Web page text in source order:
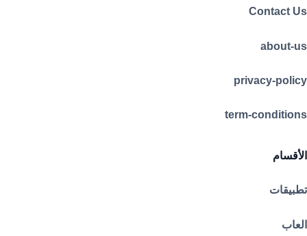
Contact Us
about-us
privacy-policy
term-conditions
الأقسام
تطبيقات
العاب